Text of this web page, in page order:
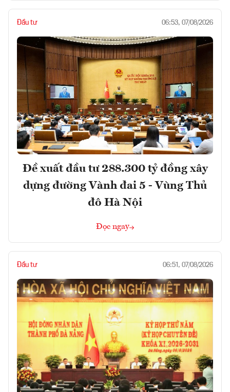
Đầu tư 06:53, 07/08/2026
Đề xuất đầu tư 288.300 tỷ đồng xây
dựng đường Vành đai 5 - Vùng Thủ
đô Hà Nội
Đọc ngay
Đầu tư 06:51, 07/08/2026